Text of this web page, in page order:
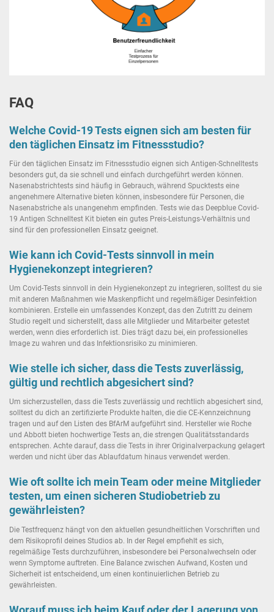
FAQ
Welche Covid-19 Tests eignen sich am besten für
den täglichen Einsatz im Fitnessstudio?
Für den täglichen Einsatz im Fitnessstudio eignen sich Antigen-Schnelltests
besonders gut, da sie schnell und einfach durchgeführt werden können.
Nasenabstrichtests sind häufig in Gebrauch, während Spucktests eine
angenehmere Alternative bieten können, insbesondere für Personen, die
Nasenabstriche als unangenehm empfinden. Tests wie das Deepblue Covid-
19 Antigen Schnelltest Kit bieten ein gutes Preis-Leistungs-Verhältnis und
sind für den professionellen Einsatz geeignet.
Wie kann ich Covid-Tests sinnvoll in mein
Hygienekonzept integrieren?
Um Covid-Tests sinnvoll in dein Hygienekonzept zu integrieren, solltest du sie
mit anderen Maßnahmen wie Maskenpflicht und regelmäßiger Desinfektion
kombinieren. Erstelle ein umfassendes Konzept, das den Zutritt zu deinem
Studio regelt und sicherstellt, dass alle Mitglieder und Mitarbeiter getestet
werden, wenn dies erforderlich ist. Dies trägt dazu bei, ein professionelles
Image zu wahren und das Infektionsrisiko zu minimieren.
Wie stelle ich sicher, dass die Tests zuverlässig,
gültig und rechtlich abgesichert sind?
Um sicherzustellen, dass die Tests zuverlässig und rechtlich abgesichert sind,
solltest du dich an zertifizierte Produkte halten, die die CE-Kennzeichnung
tragen und auf den Listen des BfArM aufgeführt sind. Hersteller wie Roche
und Abbott bieten hochwertige Tests an, die strengen Qualitätsstandards
entsprechen. Achte darauf, dass die Tests in ihrer Originalverpackung gelagert
werden und nicht über das Ablaufdatum hinaus verwendet werden.
Wie oft sollte ich mein Team oder meine Mitglieder
testen, um einen sicheren Studiobetrieb zu
gewährleisten?
Die Testfrequenz hängt von den aktuellen gesundheitlichen Vorschriften und
dem Risikoprofil deines Studios ab. In der Regel empfiehlt es sich,
regelmäßige Tests durchzuführen, insbesondere bei Personalwechseln oder
wenn Symptome auftreten. Eine Balance zwischen Aufwand, Kosten und
Sicherheit ist entscheidend, um einen kontinuierlichen Betrieb zu
gewährleisten.